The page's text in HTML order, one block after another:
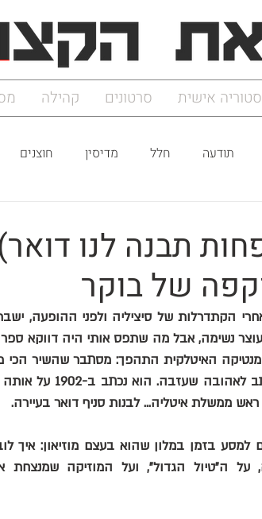
אישית סרטונים קהילה
תודעה חלל מדיסין חוצנים
תבנה לנו
של בוקר
ממשלת איטליה... לבנות סניף דואר בעיירה.